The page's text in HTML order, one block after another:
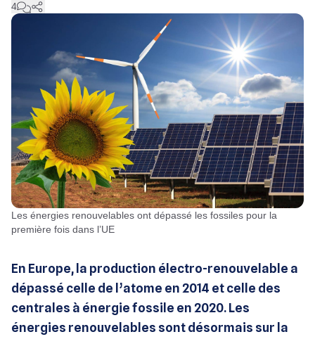
4
Les énergies renouvelables ont dépassé les fossiles pour la
première fois dans l’UE
En Europe, la production électro-renouvelable a
dépassé celle de l’atome en 2014 et celle des
centrales à énergie fossile en 2020. Les
énergies renouvelables sont désormais sur la